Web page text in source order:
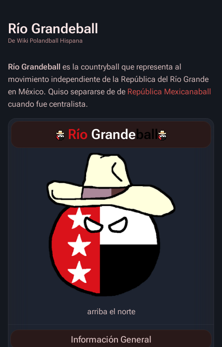
Río Grandeball
De Wiki Polandball Hispana
Río Grandeball es la countryball que representa al
movimiento independiente de la República del Río Grande
en México. Quiso separarse de de República Mexicanaball
cuando fue centralista.
Río Grandeball
arriba el norte
Información General